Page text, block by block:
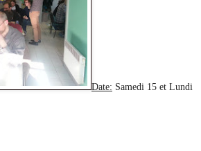
Date: Samedi 15 et Lundi